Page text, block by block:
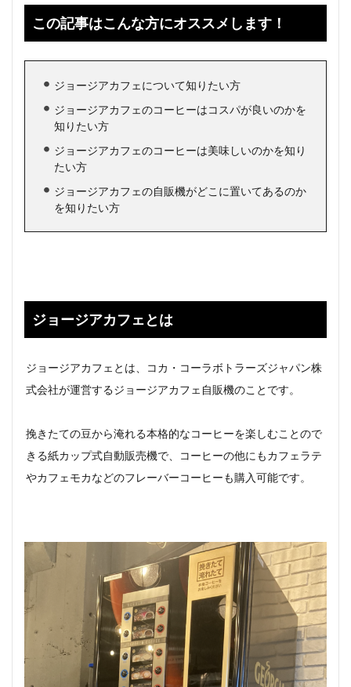
この記事はこんな方にオススメします！
ジョージアカフェについて知りたい方
ジョージアカフェのコーヒーはコスパが良いのかを
知りたい方
ジョージアカフェのコーヒーは美味しいのかを知り
たい方
ジョージアカフェの自販機がどこに置いてあるのか
を知りたい方
ジョージアカフェとは
ジョージアカフェとは、コカ・コーラボトラーズジャパン株
式会社が運営するジョージアカフェ自販機のことです。
挽きたての豆から淹れる本格的なコーヒーを楽しむことので
きる紙カップ式自動販売機で、コーヒーの他にもカフェラテ
やカフェモカなどのフレーバーコーヒーも購入可能です。